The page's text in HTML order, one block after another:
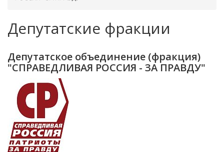
Депутатские фракции
Депутатское объединение (фракция)
"СПРАВЕДЛИВАЯ РОССИЯ - ЗА ПРАВДУ"